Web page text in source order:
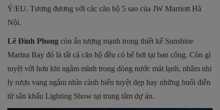
Ý/EU. Tương đương với các căn hộ 5 sao của JW Marriott Hà
Nội.
Lê Đình Phong còn ấn tượng mạnh trong thiết kế Sunshine
Marina Bay đó là tất cả căn hộ đều có bể bơi tại ban công. Còn gì
tuyệt vời hơn khi ngâm mình trong dòng nước mát lạnh, nhâm nhi
ly rượu vang ngắm nhìn cảnh biển tuyệt đẹp hay những buổi diễn
từ sân khấu Lighting Show tại trung tâm dự án.